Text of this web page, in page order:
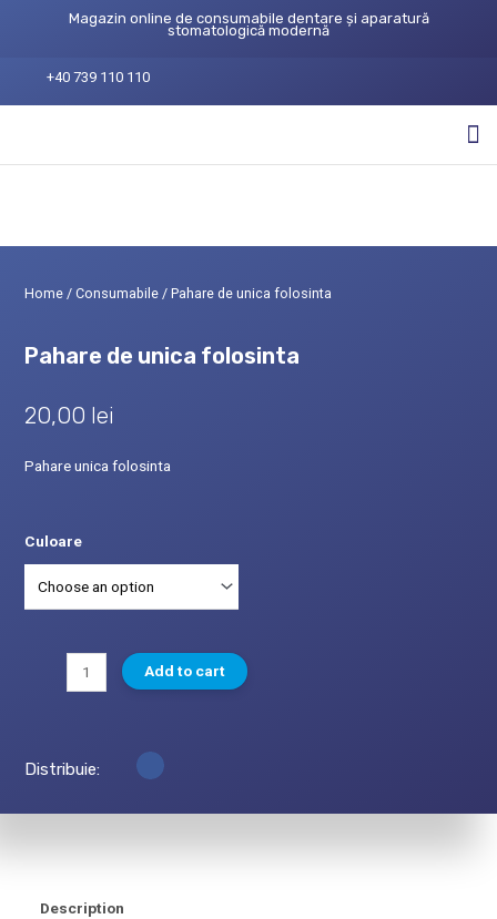
Magazin online de consumabile dentare și aparatură
stomatologică modernă
+40 739 110 110
Home /Consumabile / Pahare de unica folosinta
Pahare de unica folosinta
20,00 lei
Pahare unica folosinta
Culoare
Add to cart
Distribuie:
Description